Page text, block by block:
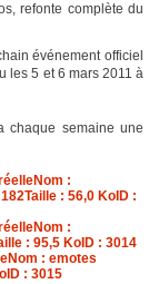
refonte complète du
événement officiel
les 5 et 6 mars 2011 à
chaque semaine une